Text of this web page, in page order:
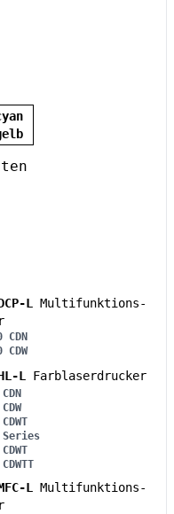
L Multifunktions-
CDN
CDW
L Farblaserdrucker
Series
L Multifunktions-